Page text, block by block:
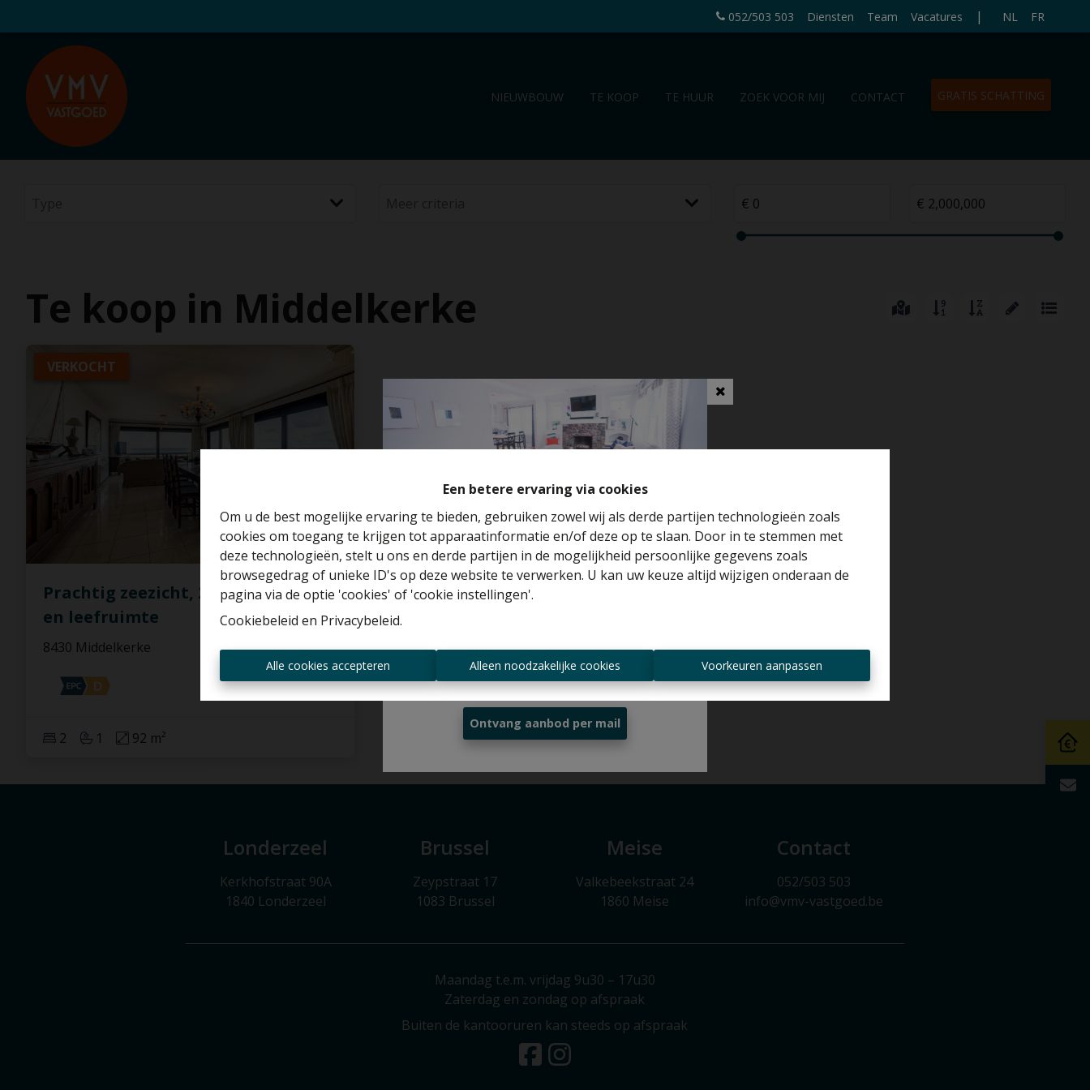
Een betere ervaring via cookies
Om u de best mogelijke ervaring te bieden, gebruiken zowel wij als derde partijen technologieën zoals
cookies om toegang te krijgen tot apparaatinformatie en/of deze op te slaan. Door in te stemmen met
deze technologieën, stelt u ons en derde partijen in de mogelijkheid persoonlijke gegevens zoals
browsegedrag of unieke ID's op deze website te verwerken. U kan uw keuze altijd wijzigen onderaan de
pagina via de optie 'cookies' of 'cookie instellingen'.
Cookiebeleid en Privacybeleid.
Alle cookies accepteren Alleen noodzakelijke cookies Voorkeuren aanpassen
052/503 503 Diensten Team Vacatures | NL FR
NIEUWBOUW TE KOOP TE HUUR ZOEK VOOR MIJ CONTACT GRATIS SCHATTING
Te koop in Middelkerke
VERKOCHT
Prachtig zeezicht, 2 slp, ruime eet-
en leefruimte
8430 Middelkerke
2 1 92 m²
Londerzeel
Kerkhofstraat 90A
1840 Londerzeel
Brussel
Zeypstraat 17
1083 Brussel
Meise
Valkebeekstraat 24
1860 Meise
Contact
052/503 503
info@vmv-vastgoed.be
Maandag t.e.m. vrijdag 9u30 – 17u30
Zaterdag en zondag op afspraak
Buiten de kantooruren kan steeds op afspraak
Benieuwd naar de waarde van je huis?
Altijd als eerste op de hoogte zijn van
nieuwe aanbiedingen?
Ontvang aanbod per mail